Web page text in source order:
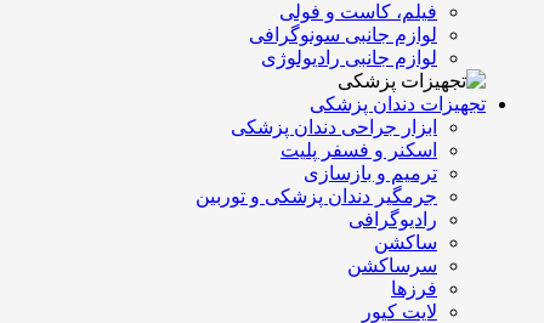
فیلم، کاست و فولی
لوازم جانبی سونوگرافی
لوازم جانبی رادیولوژی
تجهیزات دندان پزشکی
ابزار جراحی دندان پزشکی
اسکنر و فسفر پلیت
ترمیم و بازسازی
جرمگیر دندان پزشکی و توربین
رادیوگرافی
ساکشن
سرساکشن
فرزها
لایت کیور